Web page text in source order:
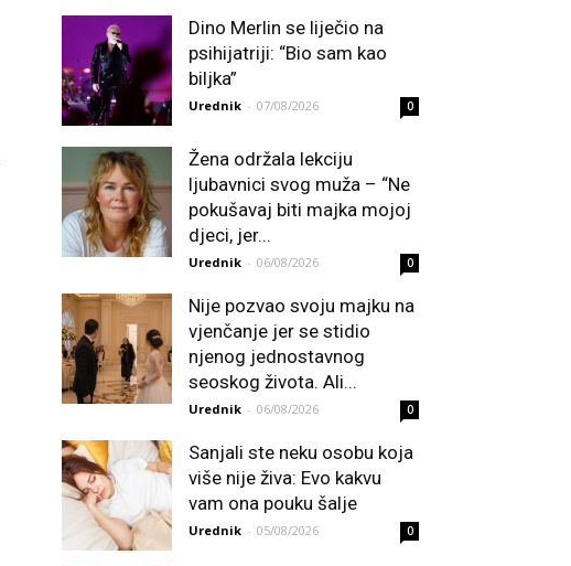
Dino Merlin se liječio na
psihijatriji: “Bio sam kao
biljka”
Urednik - 07/08/2026 0
Žena održala lekciju
ljubavnici svog muža – “Ne
pokušavaj biti majka mojoj
djeci, jer...
Urednik - 06/08/2026 0
Nije pozvao svoju majku na
vjenčanje jer se stidio
njenog jednostavnog
seoskog života. Ali...
Urednik - 06/08/2026 0
Sanjali ste neku osobu koja
više nije živa: Evo kakvu
vam ona pouku šalje
Urednik - 05/08/2026 0